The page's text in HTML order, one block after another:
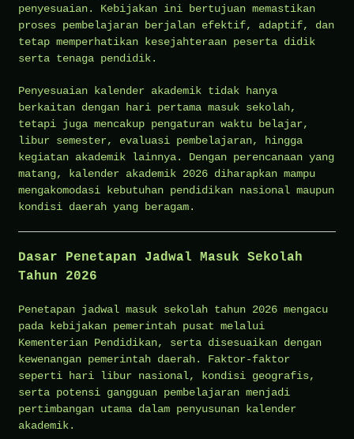
penyesuaian. Kebijakan ini bertujuan memastikan
proses pembelajaran berjalan efektif, adaptif, dan
tetap memperhatikan kesejahteraan peserta didik
serta tenaga pendidik.
Penyesuaian kalender akademik tidak hanya
berkaitan dengan hari pertama masuk sekolah,
tetapi juga mencakup pengaturan waktu belajar,
libur semester, evaluasi pembelajaran, hingga
kegiatan akademik lainnya. Dengan perencanaan yang
matang, kalender akademik 2026 diharapkan mampu
mengakomodasi kebutuhan pendidikan nasional maupun
kondisi daerah yang beragam.
Dasar Penetapan Jadwal Masuk Sekolah
Tahun 2026
Penetapan jadwal masuk sekolah tahun 2026 mengacu
pada kebijakan pemerintah pusat melalui
Kementerian Pendidikan, serta disesuaikan dengan
kewenangan pemerintah daerah. Faktor-faktor
seperti hari libur nasional, kondisi geografis,
serta potensi gangguan pembelajaran menjadi
pertimbangan utama dalam penyusunan kalender
akademik.